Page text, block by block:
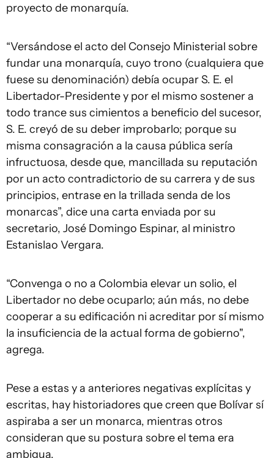
proyecto de monarquía.
“Versándose el acto del Consejo Ministerial sobre
fundar una monarquía, cuyo trono (cualquiera que
fuese su denominación) debía ocupar S. E. el
Libertador-Presidente y por el mismo sostener a
todo trance sus cimientos a beneficio del sucesor,
S. E. creyó de su deber improbarlo; porque su
misma consagración a la causa pública sería
infructuosa, desde que, mancillada su reputación
por un acto contradictorio de su carrera y de sus
principios, entrase en la trillada senda de los
monarcas”, dice una carta enviada por su
secretario, José Domingo Espinar, al ministro
Estanislao Vergara.
“Convenga o no a Colombia elevar un solio, el
Libertador no debe ocuparlo; aún más, no debe
cooperar a su edificación ni acreditar por sí mismo
la insuficiencia de la actual forma de gobierno",
agrega.
Pese a estas y a anteriores negativas explícitas y
escritas, hay historiadores que creen que Bolívar sí
aspiraba a ser un monarca, mientras otros
consideran que su postura sobre el tema era
ambigua.